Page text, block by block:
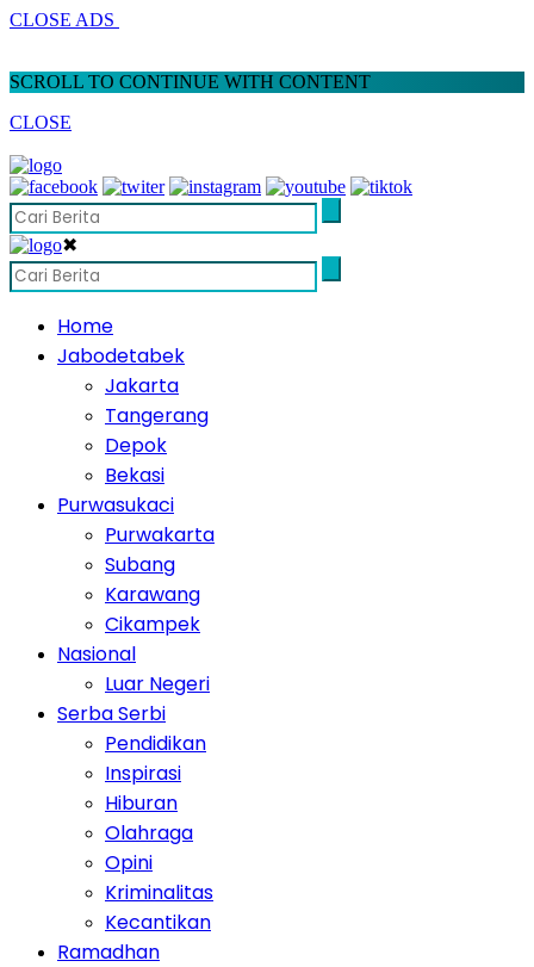
CLOSE ADS
SCROLL TO CONTINUE WITH CONTENT
CLOSE
✖
Home
Jabodetabek
Jakarta
Tangerang
Depok
Bekasi
Purwasukaci
Purwakarta
Subang
Karawang
Cikampek
Nasional
Luar Negeri
Serba Serbi
Pendidikan
Inspirasi
Hiburan
Olahraga
Opini
Kriminalitas
Kecantikan
Ramadhan